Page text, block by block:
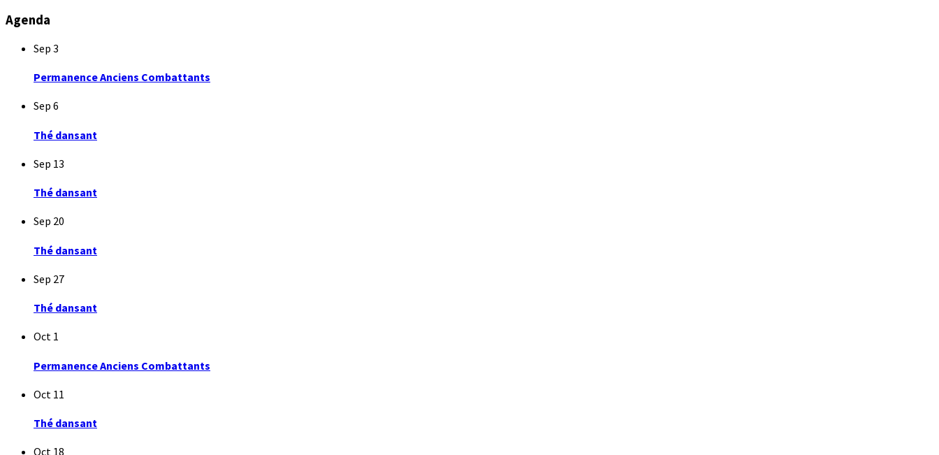
Agenda
Sep 3
Permanence Anciens Combattants
Sep 6
Thé dansant
Sep 13
Thé dansant
Sep 20
Thé dansant
Sep 27
Thé dansant
Oct 1
Permanence Anciens Combattants
Oct 11
Thé dansant
Oct 18